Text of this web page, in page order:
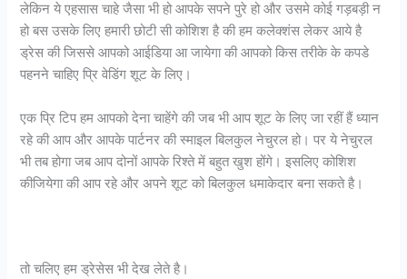
लेकिन ये एहसास चाहे जैसा भी हो आपके सपने पुरे हो और उसमे कोई गड़बड़ी न
हो बस उसके लिए हमारी छोटी सी कोशिश है की हम कलेक्शंस लेकर आये है
ड्रेस की जिससे आपको आईडिया आ जायेगा की आपको किस तरीके के कपडे
पहनने चाहिए प्रि वेडिंग शूट के लिए।
एक प्रि टिप हम आपको देना चाहेंगे की जब भी आप शूट के लिए जा रहीं हैं ध्यान
रहे की आप और आपके पार्टनर की स्माइल बिलकुल नेचुरल हो। पर ये नेचुरल
भी तब होगा जब आप दोनों आपके रिश्ते में बहुत खुश होंगे। इसलिए कोशिश
कीजियेगा की आप रहे और अपने शूट को बिलकुल धमाकेदार बना सकते है।
तो चलिए हम ड्रेसेस भी देख लेते है।